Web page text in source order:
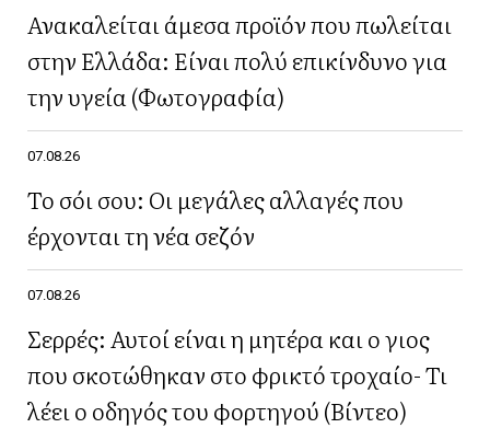
Ανακαλείται άμεσα προϊόν που πωλείται
στην Ελλάδα: Είναι πολύ επικίνδυνο για
την υγεία (Φωτογραφία)
07.08.26
Το σόι σου: Οι μεγάλες αλλαγές που
έρχονται τη νέα σεζόν
07.08.26
Σερρές: Αυτοί είναι η μητέρα και ο γιος
που σκοτώθηκαν στο φρικτό τροχαίο- Τι
λέει ο οδηγός του φορτηγού (Βίντεο)